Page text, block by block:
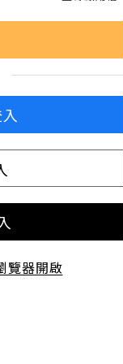
覽器開啟